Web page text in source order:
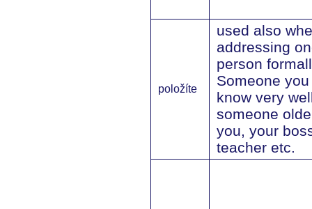
položíte
used also
addressing
person
Someone
know very
someone
you, your
teacher etc.